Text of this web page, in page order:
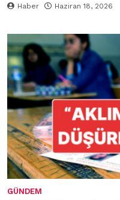
Haber Haziran 18, 2026
GÜNDEM